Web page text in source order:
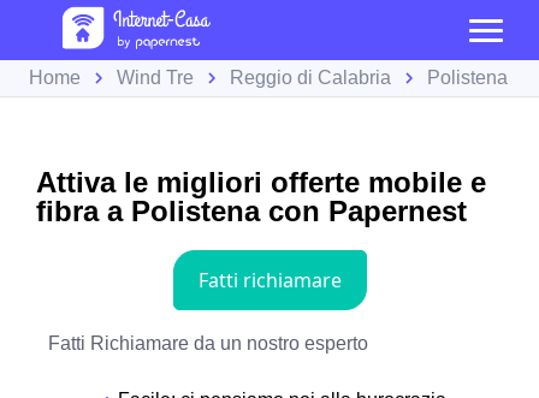
Home Wind Tre Reggio di Calabria Polistena